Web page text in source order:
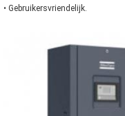
• Gebruikersvriendelijk.